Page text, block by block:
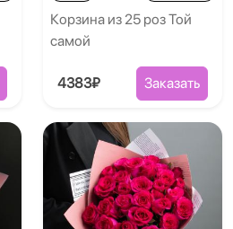
Корзина из 25 роз Той
самой
4383₽ Заказать